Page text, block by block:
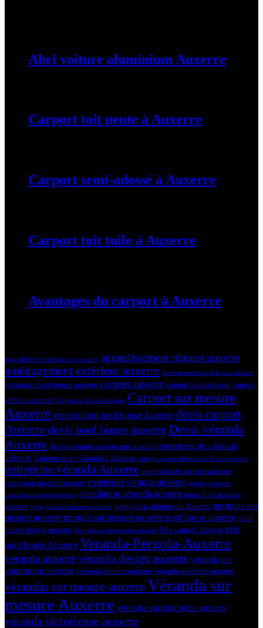
Abri voiture aluminium Auxerre
Carport toit pente à Auxerre
Carport semi-adossé à Auxerre
Carport toit tuile à Auxerre
Avantages du carport à Auxerre
agrandissement de maison auxerre agrandissement maison auxerre
aménagement extérieur auxerre aménagement pool house auxerre
aménager pool house auxerre carport auxerre carport bois Auxerre carport
en bois auxerre Carport en bois à Auxerre Carport sur mesure
Auxerre construction pool house Auxerre devis carport
Auxerredevis pool house auxerreDevis véranda
Auxerre devis véranda victorienne auxerre entreprise de véranda
auxerre Entreprise de véranda à Auxerre entreprise spécialisée pool house auxerre
entreprise véranda Auxerre extension de maison auxerre
extension maison auxerre extension veranda auxerre géniès créations
installation carport auxerre installation véranda auxerre maison de piscine
auxerre pergola bioclimatique auxerre pergola en aluminium Auxerre pergolas sur
mesure auxerre pergola sur mesure auxerre pool house auxerre pool
house design auxerre pool house sur mesure auxerre Prix carport Auxerre prix
pool house Auxerre Veranda-Pergola-Auxerre
veranda auxerrevéranda design auxerre véranda en
aluminium auxerre véranda en bois auxerre véranda moderne auxerre
vérandas sur mesure auxerreVéranda sur
mesure Auxerre véranda traditionnelle auxerre
véranda victorienne auxerre